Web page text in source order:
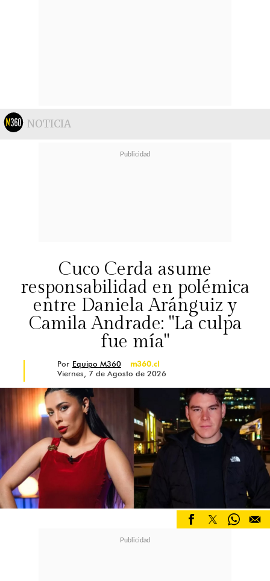
NOTICIA
Cuco Cerda asume
responsabilidad en polémica
entre Daniela Aránguiz y
Camila Andrade: "La culpa
fue mía"
Por Equipo M360
m360.cl
Viernes, 7 de Agosto de 2026